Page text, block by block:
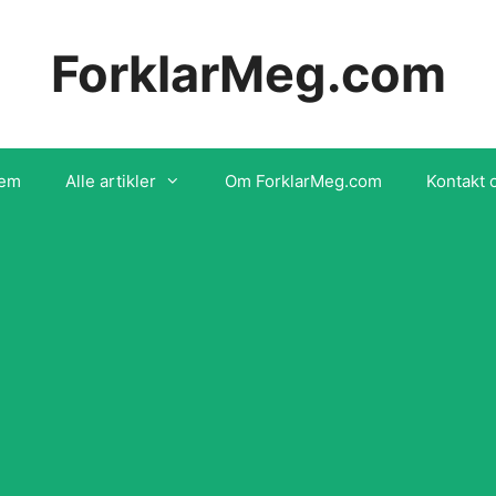
ForklarMeg.com
Alle artikler Om ForklarMeg.com Kontakt